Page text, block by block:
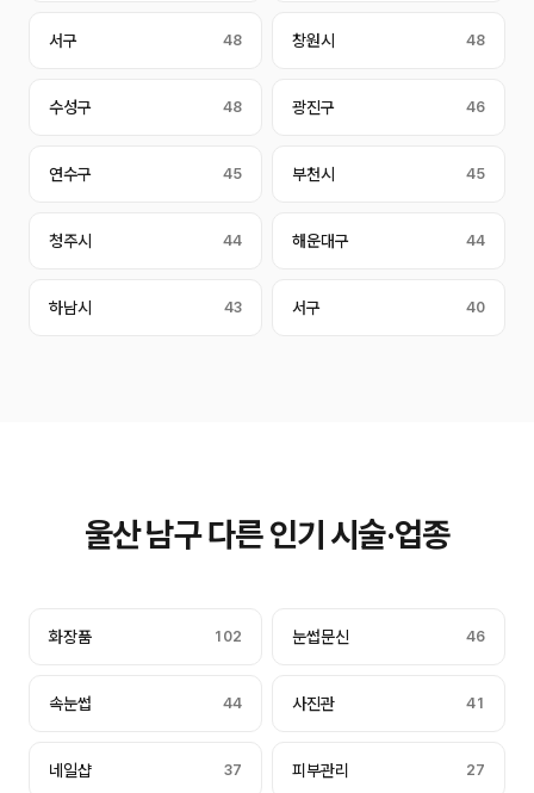
서구 48 창원시 48
수성구 48 광진구 46
연수구 45 부천시 45
청주시 44 해운대구 44
하남시 43 서구 40
울산 남구 다른 인기 시술·업종
화장품 102 눈썹문신 46
속눈썹 44 사진관 41
네일샵 37 피부관리 27